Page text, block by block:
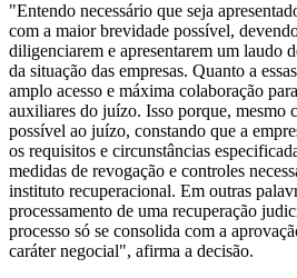
"Entendo necessário que seja
com a maior brevidade possível,
diligenciarem e apresentarem um laudo
da situação das empresas. Quanto a
amplo acesso e máxima colaboração
auxiliares do juízo. Isso porque, mesmo
possível ao juízo, constando que a
os requisitos e circunstâncias
medidas de revogação e controles
instituto recuperacional. Em outras
processamento de uma recuperação
processo só se consolida com a
caráter negocial", afirma a decisão.